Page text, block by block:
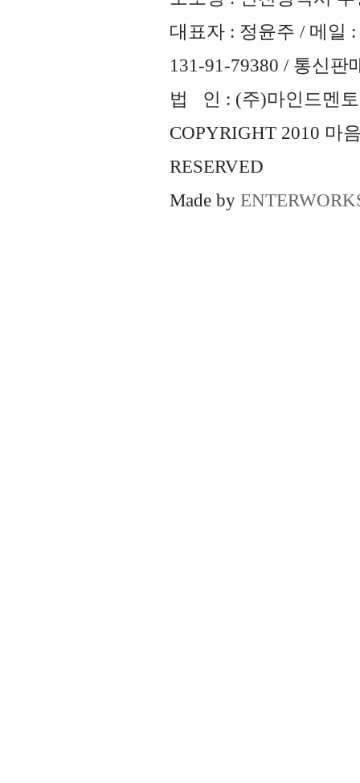
대표자 : 정윤주 / 메일 :
131-91-79380 / 통신판
법 인 : (주)마인드멘토
COPYRIGHT 2010 마
RESERVED
Made by